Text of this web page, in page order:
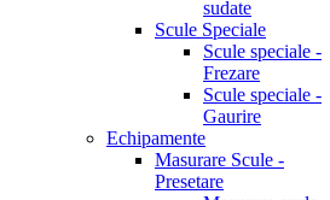
sudate
Scule Speciale
Scule speciale -
Frezare
Scule speciale -
Gaurire
Echipamente
Masurare Scule -
Presetare